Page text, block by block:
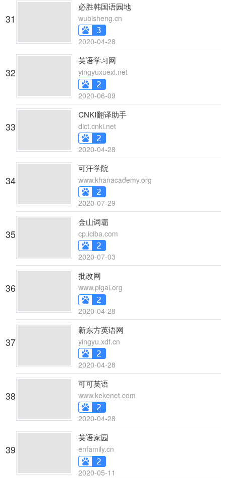
31
必胜韩国语园地
wubisheng.cn
2020-04-28
32
英语学习网
yingyuxuexi.net
2020-06-09
33
CNKI翻译助手
dict.cnki.net
2020-04-28
34
可汗学院
www.khanacademy.org
2020-07-29
35
金山词霸
cp.iciba.com
2020-07-03
36
批改网
www.pigai.org
2020-04-28
37
新东方英语网
yingyu.xdf.cn
2020-04-28
38
可可英语
www.kekenet.com
2020-04-28
39
英语家园
enfamily.cn
2020-05-11